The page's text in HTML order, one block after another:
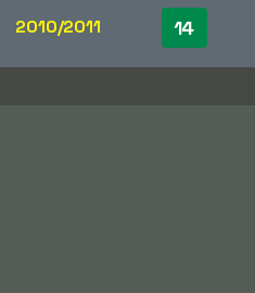
2010/2011 14